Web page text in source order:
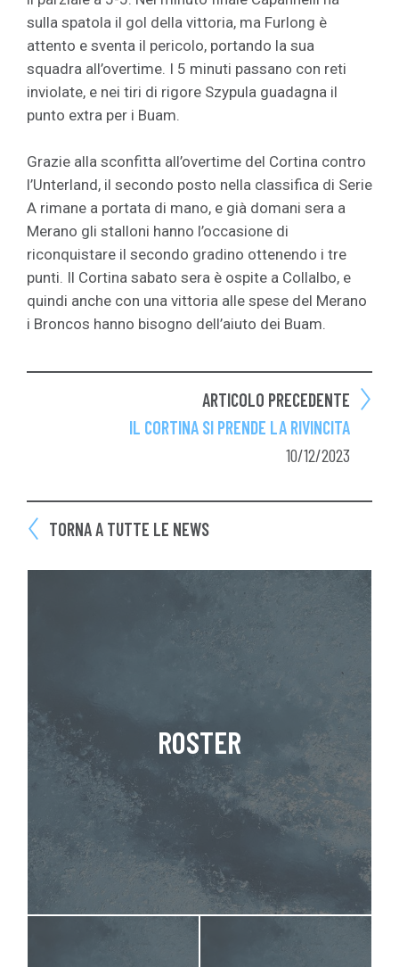
sulla spatola il gol della vittoria, ma Furlong è
attento e sventa il pericolo, portando la sua
squadra all’overtime. I 5 minuti passano con reti
inviolate, e nei tiri di rigore Szypula guadagna il
punto extra per i Buam.
Grazie alla sconfitta all’overtime del Cortina contro
l’Unterland, il secondo posto nella classifica di Serie
A rimane a portata di mano, e già domani sera a
Merano gli stalloni hanno l’occasione di
riconquistare il secondo gradino ottenendo i tre
punti. Il Cortina sabato sera è ospite a Collalbo, e
quindi anche con una vittoria alle spese del Merano
i Broncos hanno bisogno dell’aiuto dei Buam.
ARTICOLO PRECEDENTE
IL CORTINA SI PRENDE LA RIVINCITA
10/12/2023
TORNA A TUTTE LE NEWS
ROSTER